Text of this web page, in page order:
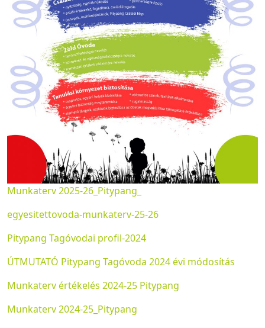
Munkaterv 2025-26_Pitypang_
egyesitettovoda-munkaterv-25-26
Pitypang Tagóvodai profil-2024
ÚTMUTATÓ Pitypang Tagóvoda 2024 évi módosítás
Munkaterv értékelés 2024-25 Pitypang
Munkaterv 2024-25_Pitypang